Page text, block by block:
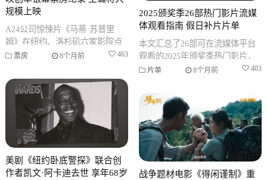
规模上映
A24公司惊悚片《马蒂·苏普里
姆》在纽约、洛杉矶六家影院点
映，以87.5万美元收入创年度单
票房 8个月前 463
2025颁奖季26部热门影片流媒
体观看指南 假日补片片单
本文汇总了26部可在流媒体平台
观看的2025年颁奖季热门影片，
涵盖剧情、动画、纪录片、国际
了
片单 8个月前 403
美剧《纽约卧底警探》联合创
作者凯文·阿卡迪去世 享年68岁
战争题材电影《得闲谨制》重